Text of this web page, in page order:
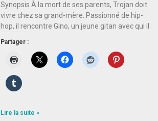
Synopsis À la mort de ses parents, Trojan doit
vivre chez sa grand-mère. Passionné de hip-
hop, il rencontre Gino, un jeune gitan avec qui il
Partager :
Lire la suite »